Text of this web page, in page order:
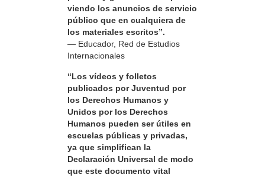
viendo los anuncios de servicio
público que en cualquiera de
los materiales escritos”.
— Educador, Red de Estudios
Internacionales
“Los vídeos y folletos
publicados por Juventud por
los Derechos Humanos y
Unidos por los Derechos
Humanos pueden ser útiles en
escuelas públicas y privadas,
ya que simplifican la
Declaración Universal de modo
que este documento vital